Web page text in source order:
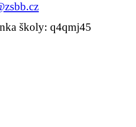
školy: q4qmj45